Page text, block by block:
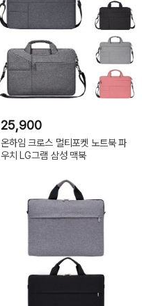
25,900
온하임 크로스 멀티포켓 노트북 파
우치 LG그램 삼성 맥북